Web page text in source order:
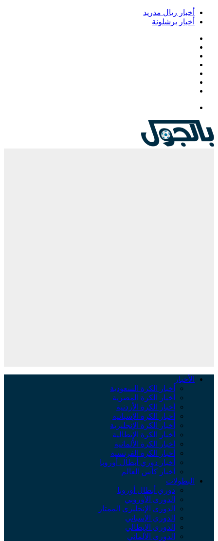
ريال مدريد
برشلونة
أخبار الكرة السعودية
أخبار الكرة المصرية
أخبار الكرة الأردنية
أخبار الكرة الإسبانية
أخبار الكرة الإنجليزية
أخبار الكرة الإيطالية
أخبار الكرة الألمانية
أخبار الكرة الفرنسية
أخبار دوري أبطال أوروبا
أخبار كأس العالم
دوري أبطال أوروبا
الدوري الأوروبي
الدوري الإنجليزي الممتاز
الدوري الإسباني
الدوري الإيطالي
الدوري الألماني